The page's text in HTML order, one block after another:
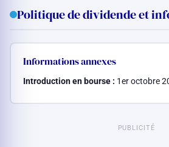
Politique de dividende et
Informations annexes
Introduction en bourse : 1er octobre
PUBLICITÉ